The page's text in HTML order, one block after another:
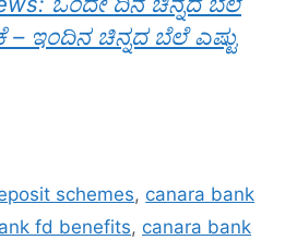
– ಇಂದಿನ ಚಿನ್ನದ ಬೆಲೆ ಎಷ್ಟು
schemes, canara bank
fd benefits, canara bank